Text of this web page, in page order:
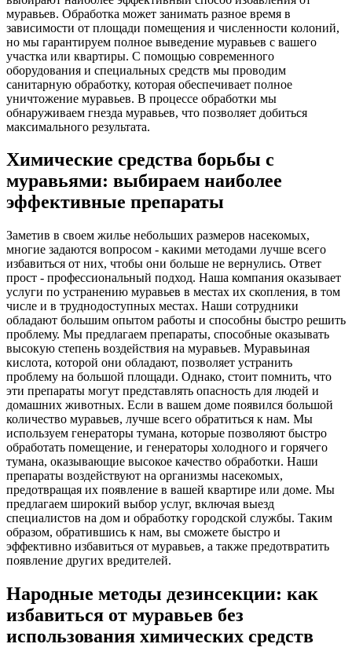
муравьев. Обработка может занимать разное время в
зависимости от площади помещения и численности колоний,
но мы гарантируем полное выведение муравьев с вашего
участка или квартиры. С помощью современного
оборудования и специальных средств мы проводим
санитарную обработку, которая обеспечивает полное
уничтожение муравьев. В процессе обработки мы
обнаруживаем гнезда муравьев, что позволяет добиться
максимального результата.
Химические средства борьбы с
муравьями: выбираем наиболее
эффективные препараты
Заметив в своем жилье небольших размеров насекомых,
многие задаются вопросом - какими методами лучше всего
избавиться от них, чтобы они больше не вернулись. Ответ
прост - профессиональный подход. Наша компания оказывает
услуги по устранению муравьев в местах их скопления, в том
числе и в труднодоступных местах. Наши сотрудники
обладают большим опытом работы и способны быстро решить
проблему. Мы предлагаем препараты, способные оказывать
высокую степень воздействия на муравьев. Муравьиная
кислота, которой они обладают, позволяет устранить
проблему на большой площади. Однако, стоит помнить, что
эти препараты могут представлять опасность для людей и
домашних животных. Если в вашем доме появился большой
количество муравьев, лучше всего обратиться к нам. Мы
используем генераторы тумана, которые позволяют быстро
обработать помещение, и генераторы холодного и горячего
тумана, оказывающие высокое качество обработки. Наши
препараты воздействуют на организмы насекомых,
предотвращая их появление в вашей квартире или доме. Мы
предлагаем широкий выбор услуг, включая выезд
специалистов на дом и обработку городской службы. Таким
образом, обратившись к нам, вы сможете быстро и
эффективно избавиться от муравьев, а также предотвратить
появление других вредителей.
Народные методы дезинсекции: как
избавиться от муравьев без
использования химических средств